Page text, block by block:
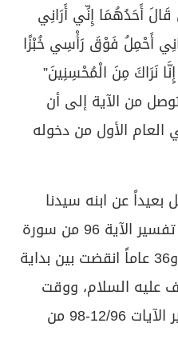
أَحَدُهُمَا إِنِّي أَرَانِي
أَحْمِلُ فَوْقَ رَأْسِي خُبْزًا
نَرَاكَ مِنَ الْمُحْسِنِينَ”
التوصل من الآية إلى أن
الأول من دخوله
عن ابنه سيدنا
يوسف 22 عاماً (ابن عاشور، تفسير الآية 96 من سورة
يوسف).ويقال إن 80 أو40 أو36 عاماً انقضت بين بداية
عليه السلام، ووقت
تعبيره لها. (الموردي، تفسير الآيات 12/96-98 من